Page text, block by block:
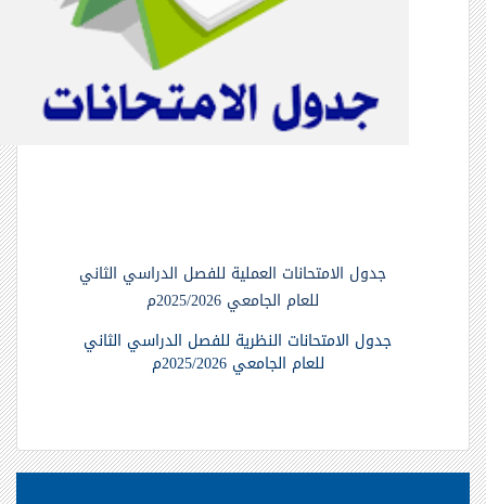
جدول الامتحانات العملية للفصل الدراسي الثاني
للعام الجامعي 2025/2026م
جدول الامتحانات النظرية للفصل الدراسي الثاني
للعام الجامعي 2025/2026م